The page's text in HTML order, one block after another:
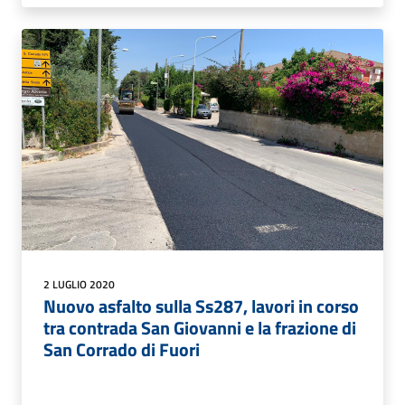
2 LUGLIO 2020
Nuovo asfalto sulla Ss287, lavori in corso
tra contrada San Giovanni e la frazione di
San Corrado di Fuori